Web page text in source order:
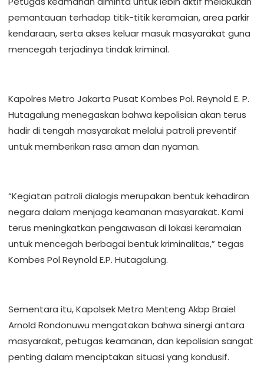
pemantauan terhadap titik-titik keramaian, area parkir
kendaraan, serta akses keluar masuk masyarakat guna
mencegah terjadinya tindak kriminal.
Kapolres Metro Jakarta Pusat Kombes Pol. Reynold E. P.
Hutagalung menegaskan bahwa kepolisian akan terus
hadir di tengah masyarakat melalui patroli preventif
untuk memberikan rasa aman dan nyaman.
“Kegiatan patroli dialogis merupakan bentuk kehadiran
negara dalam menjaga keamanan masyarakat. Kami
terus meningkatkan pengawasan di lokasi keramaian
untuk mencegah berbagai bentuk kriminalitas,” tegas
Kombes Pol Reynold E.P. Hutagalung.
Sementara itu, Kapolsek Metro Menteng Akbp Braiel
Arnold Rondonuwu mengatakan bahwa sinergi antara
masyarakat, petugas keamanan, dan kepolisian sangat
penting dalam menciptakan situasi yang kondusif.